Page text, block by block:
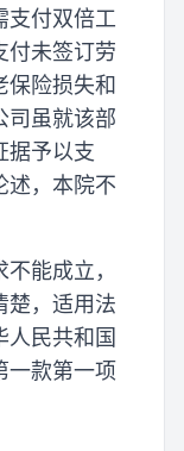
支付双倍工
付未签订劳
保险损失和
司虽就该部
据予以支
述，本院不
能成立，
楚，适用法
人民共和国
一款第一项